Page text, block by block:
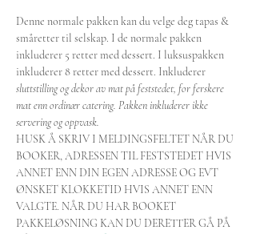
Denne normale pakken kan du velge deg tapas &
småretter til selskap. I de normale pakken
inkluderer 5 retter med dessert. I luksuspakken
inkluderer 8 retter med dessert. Inkluderer
sluttstilling og dekor av mat på feststedet, for ferskere
mat enn ordinær catering. Pakken inkluderer ikke
servering og oppvask.
HUSK Å SKRIV I MELDINGSFELTET NÅR DU
BOOKER, ADRESSEN TIL FESTSTEDET HVIS
ANNET ENN DIN EGEN ADRESSE OG EVT
ØNSKET KLOKKETID HVIS ANNET ENN
VALGTE. NÅR DU HAR BOOKET
PAKKELØSNING KAN DU DERETTER GÅ PÅ